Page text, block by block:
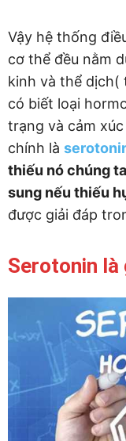
Vậy hệ thống
cơ thể đều nằm
kinh và thể dịch(
có biết loại
trạng và cảm
chính là
thiếu nó chúng
sung nếu thiếu
được giải đáp
Serotonin là